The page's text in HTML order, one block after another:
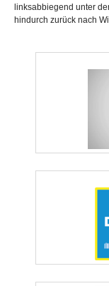
linksabbiegend unter
hindurch zurück nach